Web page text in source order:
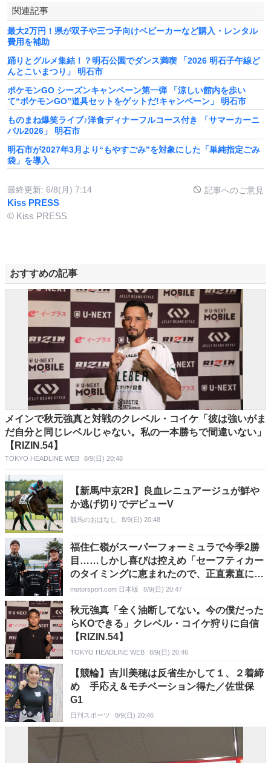
関連記事
最大2万円！県が双子や三つ子向けベビーカーなど購入・レンタル
費用を補助
踊りとグルメ集結！？明石公園でダンス満喫 「2026 明石子午線ど
んとこいまつり」 明石市
ポケモンGO シーズンキャンペーン第一弾 「涼しい館内を歩い
て“ポケモンGO”道具セットをゲットだ!キャンペーン」 明石市
ものまね爆笑ライブ♪洋食ディナーフルコース付き 「サマーカーニ
バル2026」 明石市
明石市が2027年3月より“もやすごみ”を対象にした「単純指定ごみ
袋」を導入
最終更新: 6/8(月) 7:14 記事へのご意見
Kiss PRESS
© Kiss PRESS
おすすめの記事
メインで秋元強真と対戦のクレベル・コイケ「彼は強いがま
だ自分と同じレベルじゃない。私の一本勝ちで間違いない」
【RIZIN.54】
TOKYO HEADLINE WEB 8/9(日) 20:48
【新馬/中京2R】良血レニュアージュが鮮や
か逃げ切りでデビューV
競馬のおはなし 8/9(日) 20:48
福住仁嶺がスーパーフォーミュラで今季2勝
目……しかし喜びは控えめ「セーフティカー
のタイミングに恵まれたので、正直素直には
喜べない」
motorsport.com 日本版 8/9(日) 20:47
秋元強真「全く油断してない。今の僕だった
らKOできる」クレベル・コイケ狩りに自信
【RIZIN.54】
TOKYO HEADLINE WEB 8/9(日) 20:46
【競輪】吉川美穂は反省生かして１、２着締
め 手応え＆モチベーション得た／佐世保
G1
日刊スポーツ 8/9(日) 20:46